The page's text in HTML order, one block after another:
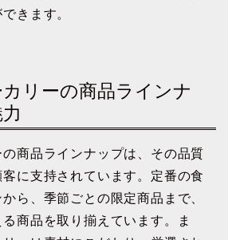
きます。
リーの商品ラインナ
商品ラインナップは、その品質
に支持されています。定番の食
ら、季節ごとの限定商品まで、
商品を取り揃えています。ま